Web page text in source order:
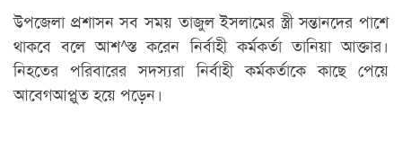
উপজেলা প্রশাসন সব সময় তাজুল ইসলামের স্ত্রী সন্তানদের পাশে
থাকবে বলে আশ^স্ত করেন নির্বাহী কর্মকর্তা তানিয়া আক্তার।
নিহতের পরিবারের সদস্যরা নির্বাহী কর্মকর্তাকে কাছে পেয়ে
আবেগআপ্লুত হয়ে পড়েন।